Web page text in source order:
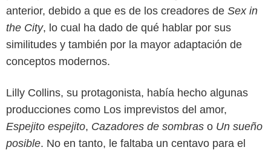
anterior, debido a que es de los creadores de Sex in
the City, lo cual ha dado de qué hablar por sus
similitudes y también por la mayor adaptación de
conceptos modernos.
Lilly Collins, su protagonista, había hecho algunas
producciones como Los imprevistos del amor,
Espejito espejito, Cazadores de sombras o Un sueño
posible. No en tanto, le faltaba un centavo para el